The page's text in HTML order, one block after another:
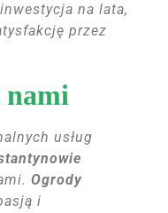
na lata,
przez
nami
usług
Ogrody
i